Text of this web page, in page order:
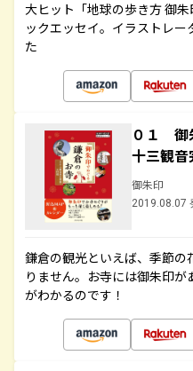
大ヒット「地球の歩き方 御
ックエッセイ。イラストレ
た
０１ 御
十三観
御朱印
2019.08.07
鎌倉の観光といえば、季節
りません。お寺には御朱印
がわかるのです！